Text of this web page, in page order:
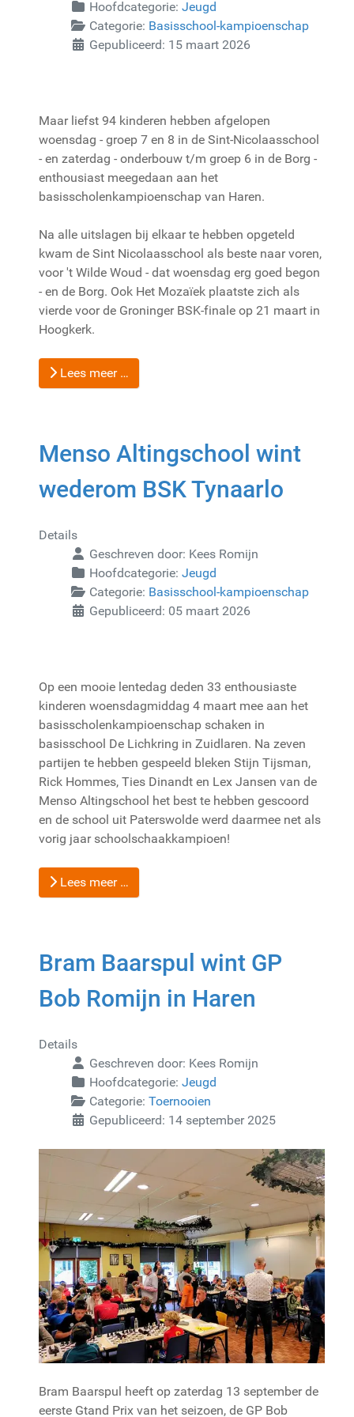
Hoofdcategorie: Jeugd
Categorie: Basisschool-kampioenschap
Gepubliceerd: 15 maart 2026
Maar liefst 94 kinderen hebben afgelopen
woensdag - groep 7 en 8 in de Sint-Nicolaasschool
- en zaterdag - onderbouw t/m groep 6 in de Borg -
enthousiast meegedaan aan het
basisscholenkampioenschap van Haren.
Na alle uitslagen bij elkaar te hebben opgeteld
kwam de Sint Nicolaasschool als beste naar voren,
voor 't Wilde Woud - dat woensdag erg goed begon
- en de Borg. Ook Het Mozaïek plaatste zich als
vierde voor de Groninger BSK-finale op 21 maart in
Hoogkerk.
Lees meer …
Menso Altingschool wint
wederom BSK Tynaarlo
Details
Geschreven door: Kees Romijn
Hoofdcategorie: Jeugd
Categorie: Basisschool-kampioenschap
Gepubliceerd: 05 maart 2026
Op een mooie lentedag deden 33 enthousiaste
kinderen woensdagmiddag 4 maart mee aan het
basisscholenkampioenschap schaken in
basisschool De Lichkring in Zuidlaren. Na zeven
partijen te hebben gespeeld bleken Stijn Tijsman,
Rick Hommes, Ties Dinandt en Lex Jansen van de
Menso Altingschool het best te hebben gescoord
en de school uit Paterswolde werd daarmee net als
vorig jaar schoolschaakkampioen!
Lees meer …
Bram Baarspul wint GP
Bob Romijn in Haren
Details
Geschreven door: Kees Romijn
Hoofdcategorie: Jeugd
Categorie: Toernooien
Gepubliceerd: 14 september 2025
Bram Baarspul heeft op zaterdag 13 september de
eerste Gtand Prix van het seizoen, de GP Bob